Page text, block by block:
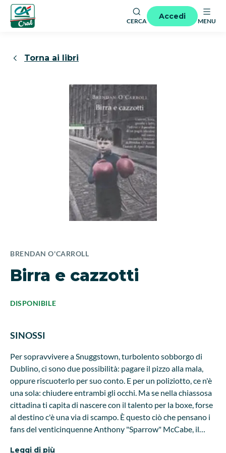
CERCA
Accedi
MENU
Torna ai libri
BRENDAN O'CARROLL
Birra e cazzotti
DISPONIBILE
SINOSSI
Per sopravvivere a Snuggstown, turbolento sobborgo di
Dublino, ci sono due possibilità: pagare il pizzo alla mala,
oppure riscuoterlo per suo conto. E per un poliziotto, ce n'è
una sola: chiudere entrambi gli occhi. Ma se nella chiassosa
cittadina ti capita di nascere con il talento per la boxe, forse
al destino c'è una via di scampo. È questo ciò che pensano i
fans del venticinquenne Anthony "Sparrow" McCabe, il
Leggi di più